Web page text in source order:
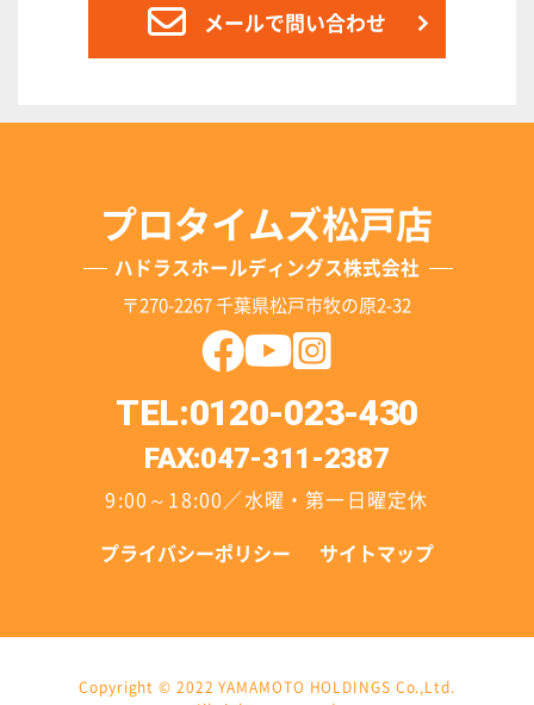
メールで問い合わせ
プロタイムズ松戸店
ハドラスホールディングス株式会社
〒270-2267 千葉県松戸市牧の原2-32
TEL:0120-023-430
FAX:047-311-2387
9:00～18:00／水曜・第一日曜定休
プライバシーポリシー サイトマップ
Copyright © 2022 YAMAMOTO HOLDINGS Co.,Ltd.